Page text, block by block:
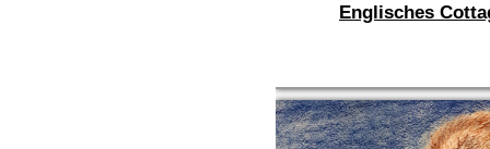
Englisches